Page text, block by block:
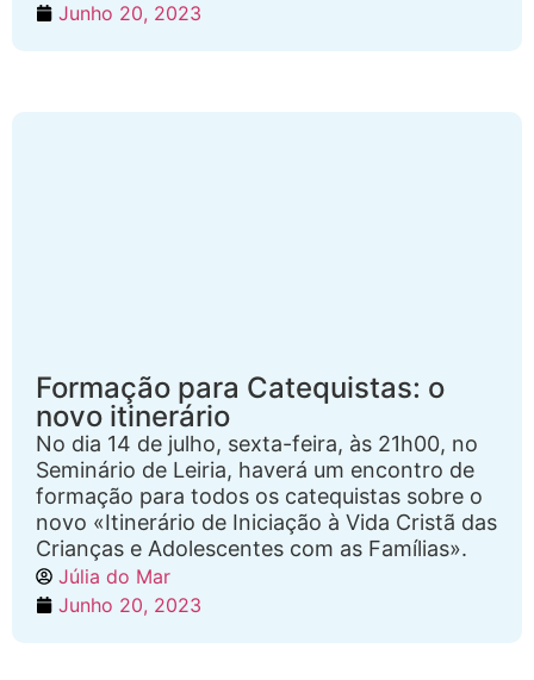
Junho 20, 2023
Formação para Catequistas: o
novo itinerário
No dia 14 de julho, sexta-feira, às 21h00, no
Seminário de Leiria, haverá um encontro de
formação para todos os catequistas sobre o
novo «Itinerário de Iniciação à Vida Cristã das
Crianças e Adolescentes com as Famílias».
Júlia do Mar
Junho 20, 2023